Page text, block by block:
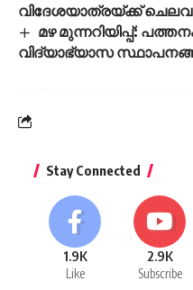
വിദേശയാത്രയ്ക്ക്
മഴ മുന്നറിയിപ്പ്:
വിദ്യാഭ്യാസ
Stay Connected
1.9K
Like
2.9K
Subscribe